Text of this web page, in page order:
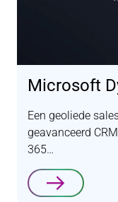
Microsoft
Een geoliede
geavanceerd
365…
Lees verder